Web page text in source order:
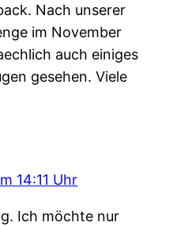
Nach unserer
im November
auch einiges
gesehen. Viele
14:11 Uhr
Ich möchte nur